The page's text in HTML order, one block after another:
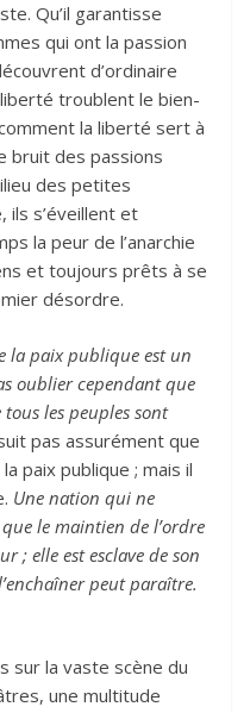
Qu’il garantisse
qui ont la passion
d’ordinaire
troublent le bien-
la liberté sert à
bruit des passions
des petites
ils s’éveillent et
la peur de l’anarchie
et toujours prêts à se
désordre.
la paix publique est un
oublier cependant que
les peuples sont
pas assurément que
paix publique ; mais il
Une nation qui ne
le maintien de l’ordre
; elle est esclave de son
peut paraître.
sur la vaste scène du
une multitude